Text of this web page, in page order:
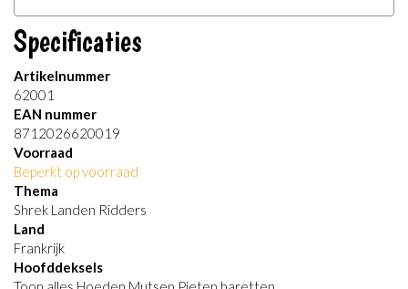
Specificaties
Artikelnummer
62001
EAN nummer
8712026620019
Voorraad
Beperkt op voorraad
Thema
Shrek Landen Ridders
Land
Frankrijk
Hoofddeksels